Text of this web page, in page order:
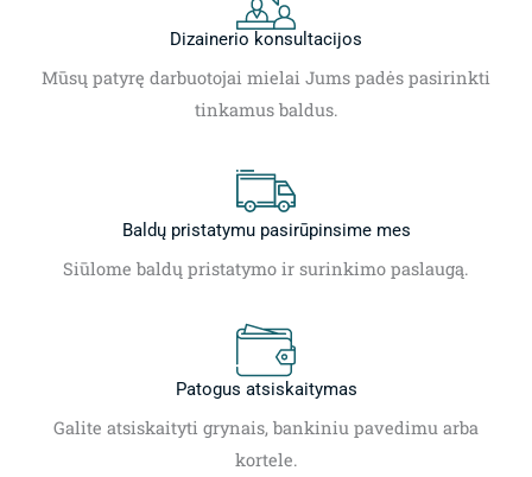
Dizainerio konsultacijos
Mūsų patyrę darbuotojai mielai Jums padės pasirinkti
tinkamus baldus.
Baldų pristatymu pasirūpinsime mes
Siūlome baldų pristatymo ir surinkimo paslaugą.
Patogus atsiskaitymas
Galite atsiskaityti grynais, bankiniu pavedimu arba
kortele.